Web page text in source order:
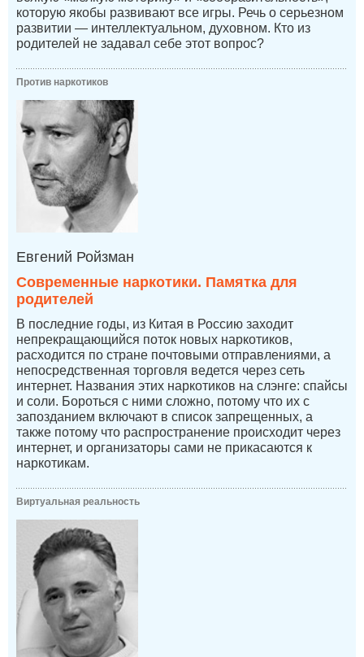
которую якобы развивают все игры. Речь о серьезном
развитии — интеллектуальном, духовном. Кто из
родителей не задавал себе этот вопрос?
Против наркотиков
Евгений Ройзман
Современные наркотики. Памятка для
родителей
В последние годы, из Китая в Россию заходит
непрекращающийся поток новых наркотиков,
расходится по стране почтовыми отправлениями, а
непосредственная торговля ведется через сеть
интернет. Названия этих наркотиков на слэнге: спайсы
и соли. Бороться с ними сложно, потому что их с
запозданием включают в список запрещенных, а
также потому что распространение происходит через
интернет, и организаторы сами не прикасаются к
наркотикам.
Виртуальная реальность